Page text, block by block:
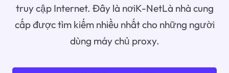
truy cập Internet. Đây là nơiK-NetLà nhà cung
cấp được tìm kiếm nhiều nhất cho những người
dùng máy chủ proxy.